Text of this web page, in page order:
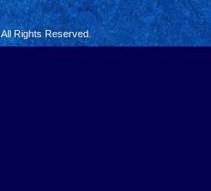
All Rights Reserved.